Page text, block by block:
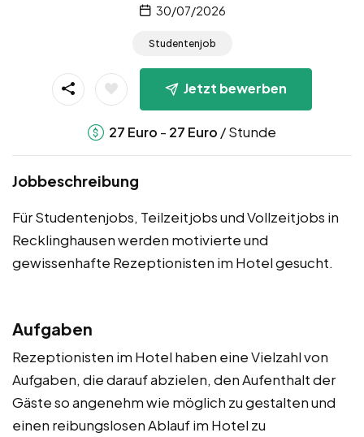
30/07/2026
Studentenjob
Jetzt bewerben
27 Euro - 27 Euro / Stunde
Jobbeschreibung
Für Studentenjobs, Teilzeitjobs und Vollzeitjobs in
Recklinghausen werden motivierte und
gewissenhafte Rezeptionisten im Hotel gesucht.
Aufgaben
Rezeptionisten im Hotel haben eine Vielzahl von
Aufgaben, die darauf abzielen, den Aufenthalt der
Gäste so angenehm wie möglich zu gestalten und
einen reibungslosen Ablauf im Hotel zu